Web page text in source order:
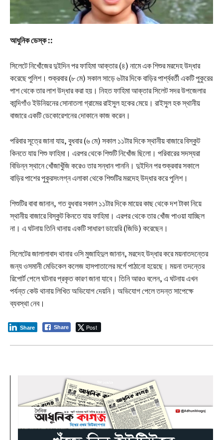
আধুনিক ডেস্ক ::
সিলেটে নিখোঁজের দুইদিন পর ফাহিমা আক্তার (৪) নামে এক শিশুর মরদেহ উদ্ধার
করেছে পুলিশ। শুক্রবার (৮ মে) সকাল সাড়ে ৬টার দিকে বাড়ির পার্শ্ববর্তী একটি পুকুরের
পাশ থেকে তার লাশ উদ্ধার করা হয়। নিহত ফাহিমা আক্তার সিলেট সদর উপজেলার
কান্দিগাঁও ইউনিয়নের সোনাতলা গ্রামের রাইসুল হকের মেয়ে। রাইসুল হক স্থানীয়
বাজারে একটি ডেকোরেশনের দোকানে কাজ করেন।
পরিবার সূত্রে জানা যায়, বুধবার (৬ মে) সকাল ১১টার দিকে স্থানীয় বাজারে বিস্কুট
কিনতে যায় শিশু ফাহিমা। এরপর থেকে শিশুটি নিখোঁজ ছিলো। পরিবারের সদস্যরা
বিভিন্ন স্থানে খোঁজাখুঁজি করেও তার সন্ধান পাননি। দুইদিন পর শুক্রবার সকালে
বাড়ির পাশের পুকুরসংলগ্ন এলাকা থেকে শিশুটির মরদেহ উদ্ধার করে পুলিশ।
শিশুটির বাবা জানান, গত বুধবার সকাল ১১টার দিকে মায়ের কাছ থেকে দশ টাকা নিয়ে
স্থানীয় বাজারে বিস্কুট কিনতে যায় ফাহিমা। এরপর থেকে তার খোঁজ পাওয়া যাচ্ছিল
না। এ ঘটনায় তিনি থানায় একটি সাধারণ ডায়েরি (জিডি) করেছেন।
সিলেটের জালালাবাদ থানার ওসি মুজাহিদুল জানান, মরদেহ উদ্ধার করে ময়নাতদন্তের
জন্য ওসমানী মেডিকেল কলেজ হাসপাতালের মর্গে পাঠানো হয়েছে। ময়না তদন্তের
রিপোর্ট পেলে ঘটনার প্রকৃত কারণ জানা যাবে। তিনি আরও বলেন, এ ঘটনায় এখন
পর্যন্ত কেউ থানায় লিখিত অভিযোগ দেয়নি। অভিযোগ পেলে তদন্ত সাপেক্ষে
ব্যবস্থা নেব।
Share Post
Share